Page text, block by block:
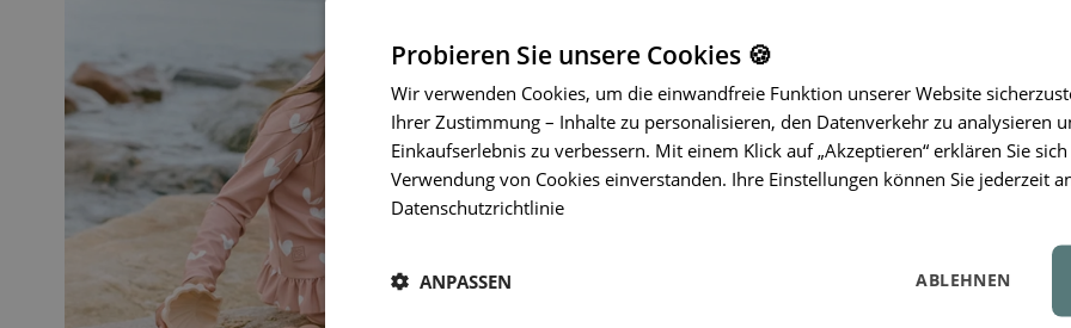
Das Strandset LIEWOODGilma
denen sich Spiel ganz mühelos in
Silikonmaterial und die
fördert. Ein
wenn alles einfach und natürlich
Probieren Sie unsere Cookies 🍪
Wir verwenden Cookies, um die einwandfreie Funktion unserer Website
Ihrer Zustimmung – Inhalte zu personalisieren, den Datenverkehr zu analysieren
Einkaufserlebnis zu verbessern. Mit einem Klick auf „Akzeptieren“ erklären Sie
Verwendung von Cookies einverstanden. Ihre Einstellungen können Sie jederzeit
Datenschutzrichtlinie
ABLEHNEN
ANPASSEN